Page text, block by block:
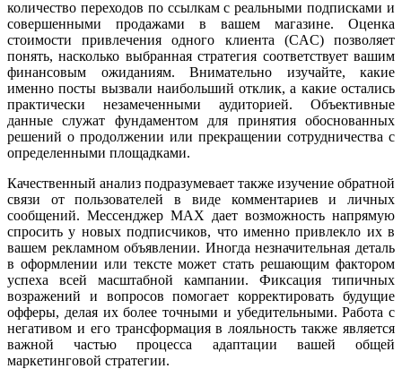
количество переходов по ссылкам с реальными подписками и
совершенными продажами в вашем магазине. Оценка
стоимости привлечения одного клиента (CAC) позволяет
понять, насколько выбранная стратегия соответствует вашим
финансовым ожиданиям. Внимательно изучайте, какие
именно посты вызвали наибольший отклик, а какие остались
практически незамеченными аудиторией. Объективные
данные служат фундаментом для принятия обоснованных
решений о продолжении или прекращении сотрудничества с
определенными площадками.
Качественный анализ подразумевает также изучение обратной
связи от пользователей в виде комментариев и личных
сообщений. Мессенджер MAX дает возможность напрямую
спросить у новых подписчиков, что именно привлекло их в
вашем рекламном объявлении. Иногда незначительная деталь
в оформлении или тексте может стать решающим фактором
успеха всей масштабной кампании. Фиксация типичных
возражений и вопросов помогает корректировать будущие
офферы, делая их более точными и убедительными. Работа с
негативом и его трансформация в лояльность также является
важной частью процесса адаптации вашей общей
маркетинговой стратегии.